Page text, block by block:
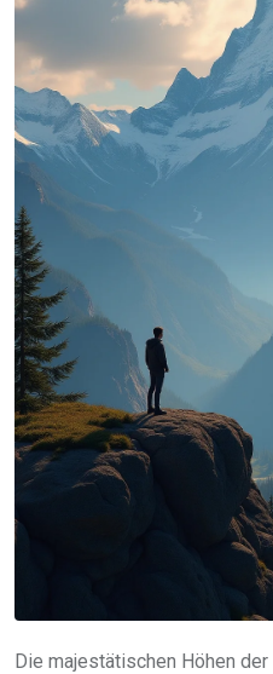
Die majestätischen Höhen der